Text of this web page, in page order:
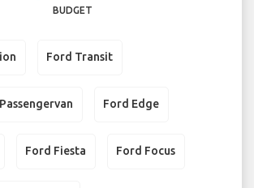
BUDGET
Ford Transit
Ford Edge
Ford Fiesta Ford Focus